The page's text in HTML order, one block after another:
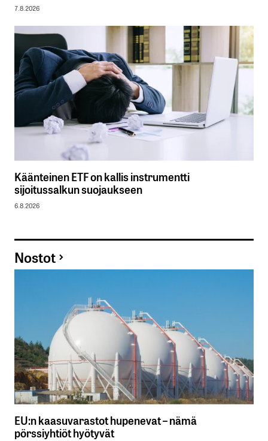
7.8.2026
Käänteinen ETF on kallis instrumentti
sijoitussalkun suojaukseen
6.8.2026
Nostot
EU:n kaasuvarastot hupenevat – nämä
pörssiyhtiöt hyötyvät